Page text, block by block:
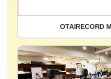
OTAIRECORD